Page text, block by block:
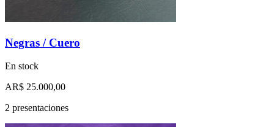
Negras / Cuero
En stock
AR$ 25.000,00
2 presentaciones